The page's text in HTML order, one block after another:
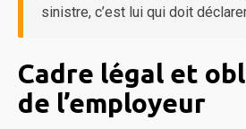
sinistre, c’est lui qui doit
Cadre légal et
de l’employeur